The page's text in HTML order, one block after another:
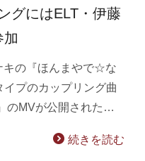
グにはELT・伊藤
加
キの『ほんまやで☆な
プのカップリング曲
のMVが公開された…
続きを読む